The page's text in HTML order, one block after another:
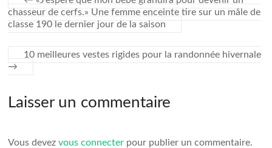
chasseur de cerfs.» Une femme enceinte tire sur un mâle de
classe 190 le dernier jour de la saison
10 meilleures vestes rigides pour la randonnée hivernale
→
Laisser un commentaire
Vous devezvous connecter pour publier un commentaire.